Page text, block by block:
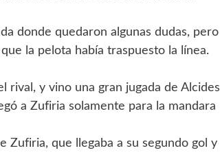
donde quedaron algunas dudas, pero
la pelota había traspuesto la línea.
rival, y vino una gran jugada de Alcides
a Zufiria solamente para la mandara
Zufiria, que llegaba a su segundo gol y